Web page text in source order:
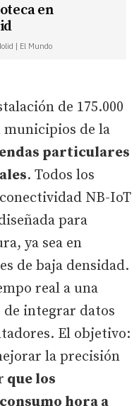
en
| El Mundo
de 175.000
de la
particulares
. Todos los
NB-IoT
para
ya sea en
de baja densidad.
real a una
integrar datos
El objetivo:
la precisión
que los
hora a